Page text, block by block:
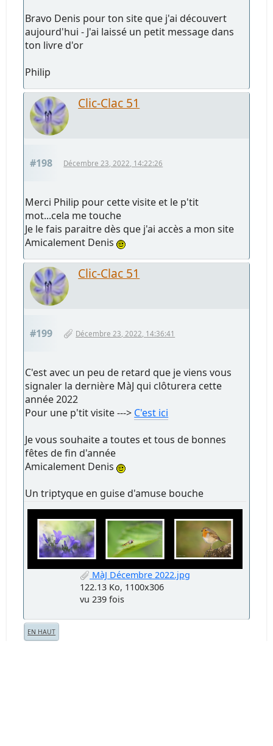
Bravo Denis pour ton site que j'ai découvert
aujourd'hui - J'ai laissé un petit message dans
ton livre d'or
Philip
Clic-Clac 51
#198 Décembre 23, 2022, 14:22:26
Merci Philip pour cette visite et le p'tit
mot...cela me touche
Je le fais paraitre dès que j'ai accès a mon site
Amicalement Denis
Clic-Clac 51
#199 Décembre 23, 2022, 14:36:41
C'est avec un peu de retard que je viens vous
signaler la dernière MàJ qui clôturera cette
année 2022
Pour une p'tit visite ---> C'est ici
Je vous souhaite a toutes et tous de bonnes
fêtes de fin d'année
Amicalement Denis
Un triptyque en guise d'amuse bouche
MàJ Décembre 2022.jpg
122.13 Ko, 1100x306
vu 239 fois
EN HAUT